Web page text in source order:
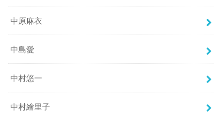
中原麻衣
中島愛
中村悠一
中村繪里子